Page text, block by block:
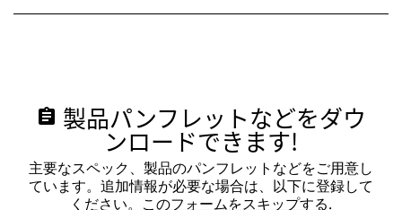
assignment 製品パンフレットなどをダウ
ンロードできます!
主要なスペック、製品のパンフレットなどをご用意し
ています。追加情報が必要な場合は、以下に登録して
ください。 このフォームをスキップする.